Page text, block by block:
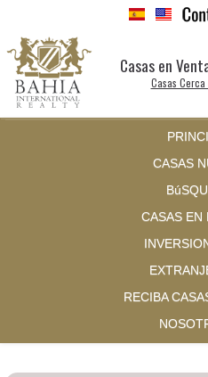
Casas en
Casas Cerca
CASAS
CASAS EN
RECIBA